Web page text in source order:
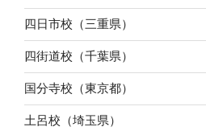
四日市校（三重県）
四街道校（千葉県）
国分寺校（東京都）
土呂校（埼玉県）